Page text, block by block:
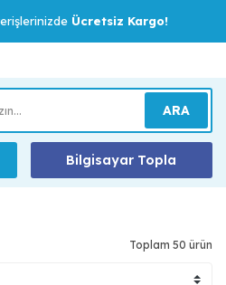
Ücretsiz Kargo!
ARA
Bilgisayar Topla
Toplam 50 ürün